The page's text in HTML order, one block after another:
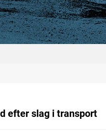
efter slag i transport